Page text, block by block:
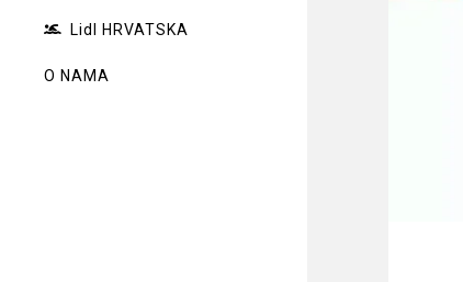
Lidl HRVATSKA
O NAMA